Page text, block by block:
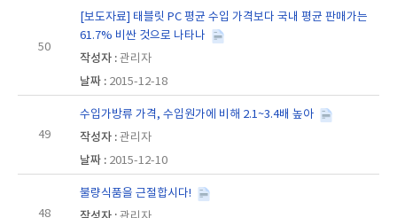
50
[보도자료] 태블릿 PC 평균 수입 가격보다 국내 평균 판매가는
61.7% 비싼 것으로 나타나
관리자
2015-12-18
49
수입가방류 가격, 수입원가에 비해 2.1~3.4배 높아
관리자
2015-12-10
48
불량식품을 근절합시다!